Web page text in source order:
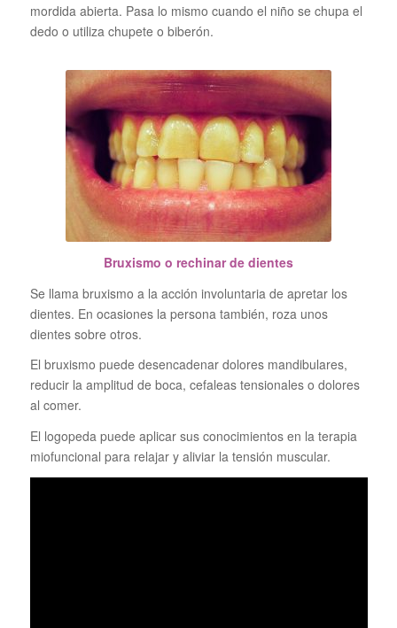
mordida abierta. Pasa lo mismo cuando el niño se chupa el
dedo o utiliza chupete o biberón.
Bruxismo o rechinar de dientes
Se llama bruxismo a la acción involuntaria de apretar los
dientes. En ocasiones la persona también, roza unos
dientes sobre otros.
El bruxismo puede desencadenar dolores mandibulares,
reducir la amplitud de boca, cefaleas tensionales o dolores
al comer.
El logopeda puede aplicar sus conocimientos en la terapia
miofuncional para relajar y aliviar la tensión muscular.